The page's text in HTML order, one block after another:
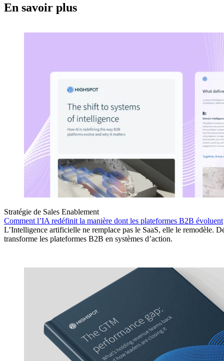
En savoir plus
Stratégie de Sales Enablement
Comment l’IA redéfinit la manière dont les plateformes B2B évoluent
L’Intelligence artificielle ne remplace pas le SaaS, elle le remodèle.
transforme les plateformes B2B en systèmes d’action.